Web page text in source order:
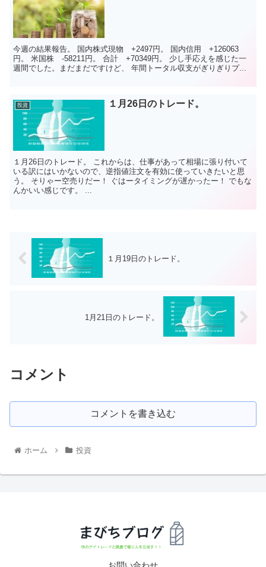
今週の結果報告。 国内株式現物 +2497円。 国内信用 +126063
円。 米国株 -58211円。 合計 +70349円。 少し手応えを感じた一
週間でした。まだまだですけど、 年間トータル収支がぎりぎりプ...
投資 １月26日のトレード。
１月26日のトレード。 これからは、仕事があって相場に張り付いて
いる訳にはいかないので、逆指値注文を有効に使っていきたいと思
う。 そりゃー空売りだー！ ぐはータイミングが遅かったー！ でもな
んかいい感じです。 ...
１月19日のトレード。
1月21日のトレード。
コメント
コメントを書き込む
ホーム 投資